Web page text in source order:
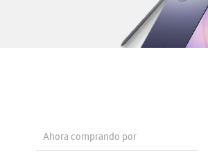
Ahora comprando por